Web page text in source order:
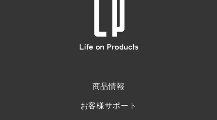
商品情報
お客様サポート